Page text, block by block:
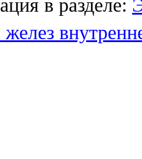
в разделе:
желез